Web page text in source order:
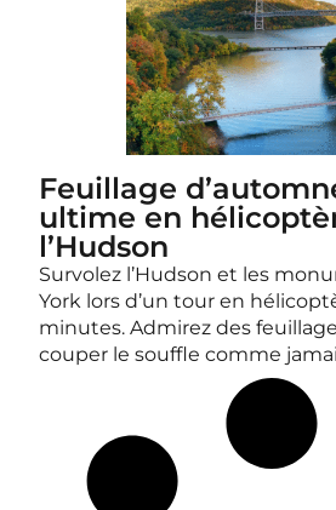
Feuillage
ultime en
l’Hudson
Survolez l’Hudson et les
York lors d’un tour en
minutes. Admirez des
couper le souffle comme